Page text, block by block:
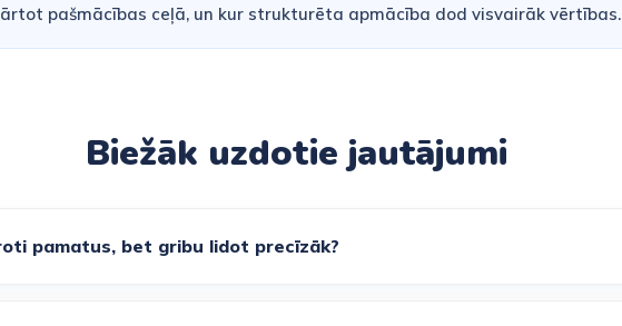
pašmācības ceļā, un kur strukturēta apmācība dod visvairāk vērtības.
Biežāk uzdotie jautājumi
pamatus, bet gribu lidot precīzāk?